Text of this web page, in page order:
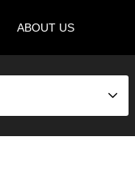
ABOUT US